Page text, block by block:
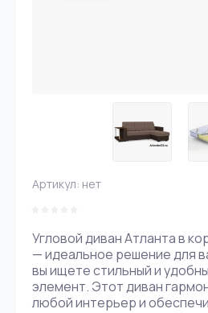
Артикул: нет
Угловой диван Атланта в
— идеальное решение для
вы ищете стильный и
элемент. Этот диван
любой интерьер и